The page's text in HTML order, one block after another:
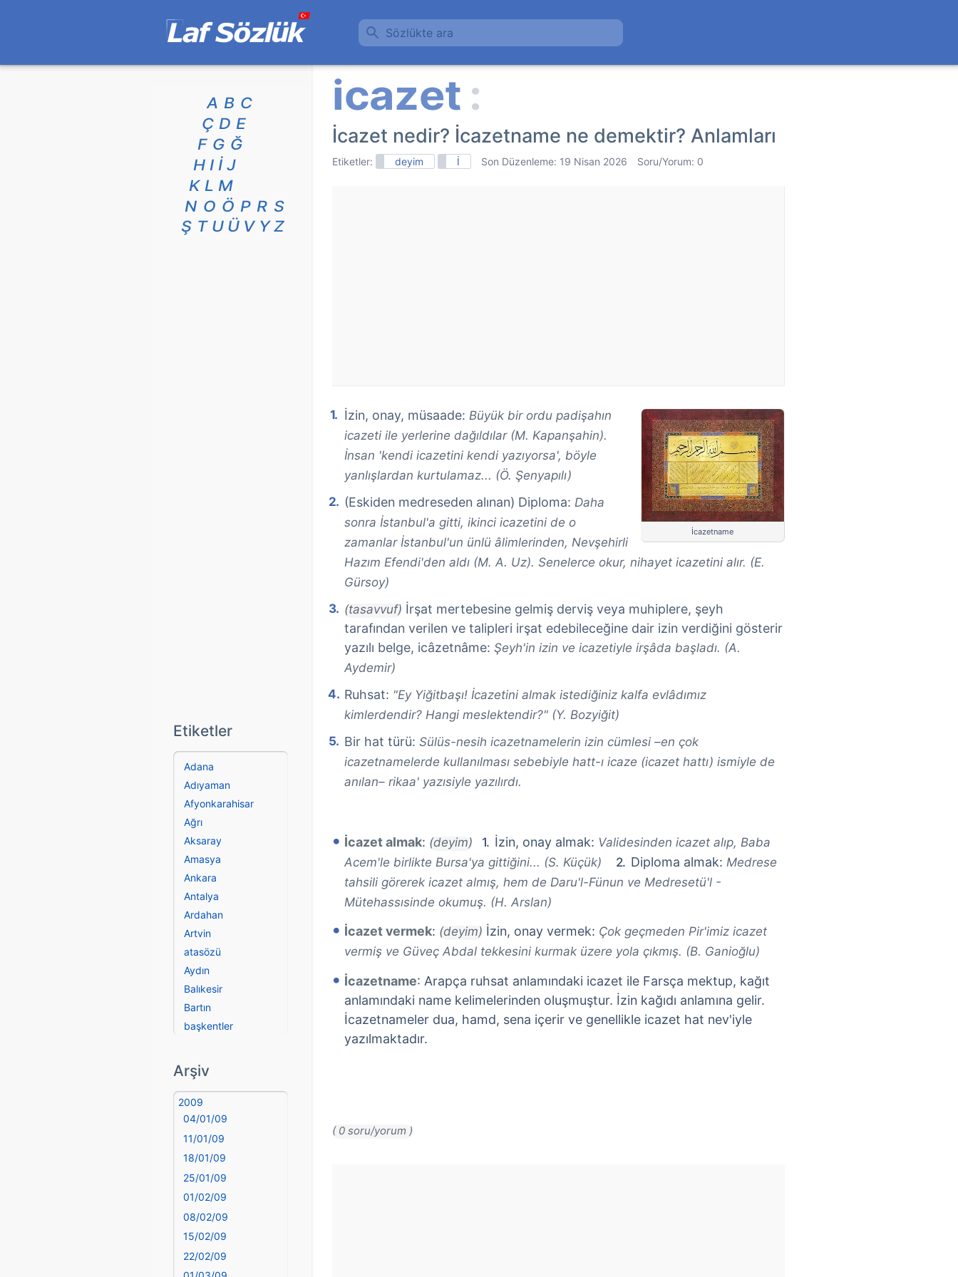
Sözlükte ara
İcazet nedir? İcazetname ne demektir? Anlamları
Etiketler: deyim İ Son Düzenleme: 19 Nisan 2026 Soru/Yorum: 0
İcazetname
İzin, onay, müsaade: Büyük bir ordu padişahın
icazeti ile yerlerine dağıldılar (M. Kapanşahin).
İnsan 'kendi icazetini kendi yazıyorsa', böyle
yanlışlardan kurtulamaz... (Ö. Şenyapılı)
(Eskiden medreseden alınan) Diploma: Daha
sonra İstanbul'a gitti, ikinci icazetini de o
zamanlar İstanbul'un ünlü âlimlerinden, Nevşehirli
Hazım Efendi'den aldı (M. A. Uz). Senelerce okur, nihayet icazetini alır. (E.
Gürsoy)
(tasavvuf) İrşat mertebesine gelmiş derviş veya muhiplere, şeyh
tarafından verilen ve talipleri irşat edebileceğine dair izin verdiğini gösterir
yazılı belge, icâzetnâme: Şeyh'in izin ve icazetiyle irşâda başladı. (A.
Aydemir)
Ruhsat: "Ey Yiğitbaşı! İcazetini almak istediğiniz kalfa evlâdımız
kimlerdendir? Hangi meslektendir?" (Y. Bozyiğit)
Bir hat türü: Sülüs-nesih icazetnamelerin izin cümlesi –en çok
icazetnamelerde kullanılması sebebiyle hatt-ı icaze (icazet hattı) ismiyle de
anılan– rikaa' yazısiyle yazılırdı.
İcazet almak: (deyim) İzin, onay almak: Validesinden icazet alıp, Baba
Acem'le birlikte Bursa'ya gittiğini... (S. Küçük)
Diploma almak: Medrese
tahsili görerek icazet almış, hem de Daru'l-Fünun ve Medresetü'l -
Mütehassısinde okumuş. (H. Arslan)
İcazet vermek: (deyim) İzin, onay vermek: Çok geçmeden Pir'imiz icazet
vermiş ve Güveç Abdal tekkesini kurmak üzere yola çıkmış. (B. Ganioğlu)
İcazetname: Arapça ruhsat anlamındaki icazet ile Farsça mektup, kağıt
anlamındaki name kelimelerinden oluşmuştur. İzin kağıdı anlamına gelir.
İcazetnameler dua, hamd, sena içerir ve genellikle icazet hat nev'iyle
yazılmaktadır.
( 0 soru/yorum )
A B C
Ç D E
F G Ğ
H I İ J
K L M
N O Ö P R S
Ş T U Ü V Y Z
Etiketler
Adana
Adıyaman
Afyonkarahisar
Ağrı
Aksaray
Amasya
Ankara
Antalya
Ardahan
Artvin
atasözü
Aydın
Balıkesir
Bartın
başkentler
Bayburt
Bilecik
Bingöl
Bitlis
Bolu
Burdur
Bursa
Çanakkale
Çankırı
Çorum
Arşiv
2009
04/01/09
11/01/09
18/01/09
25/01/09
01/02/09
08/02/09
15/02/09
22/02/09